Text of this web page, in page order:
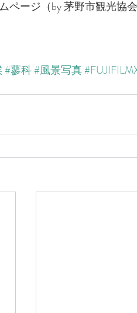
ページ（by 茅野市観光協会
#蓼科#風景写真